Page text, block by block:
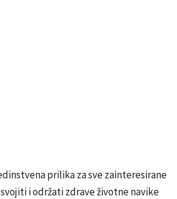
prilika za sve zainteresirane
i održati zdrave životne navike